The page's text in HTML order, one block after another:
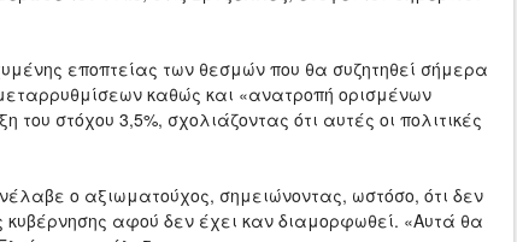
εποπτείας των θεσμών που θα συζητηθεί σήμερα
καθώς και «ανατροπή ορισμένων
του στόχου 3,5%, σχολιάζοντας ότι αυτές οι πολιτικές
ο αξιωματούχος, σημειώνοντας, ωστόσο, ότι δεν
αφού δεν έχει καν διαμορφωθεί. «Αυτά θα